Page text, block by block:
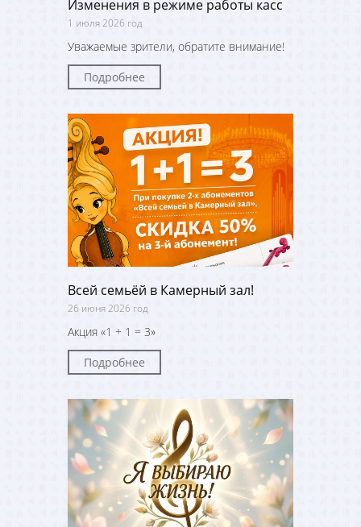
Изменения в режиме работы касс
1 июля 2026 год
Уважаемые зрители, обратите внимание!
Подробнее
Всей семьёй в Камерный зал!
26 июня 2026 год
Акция «1 + 1 = 3»
Подробнее